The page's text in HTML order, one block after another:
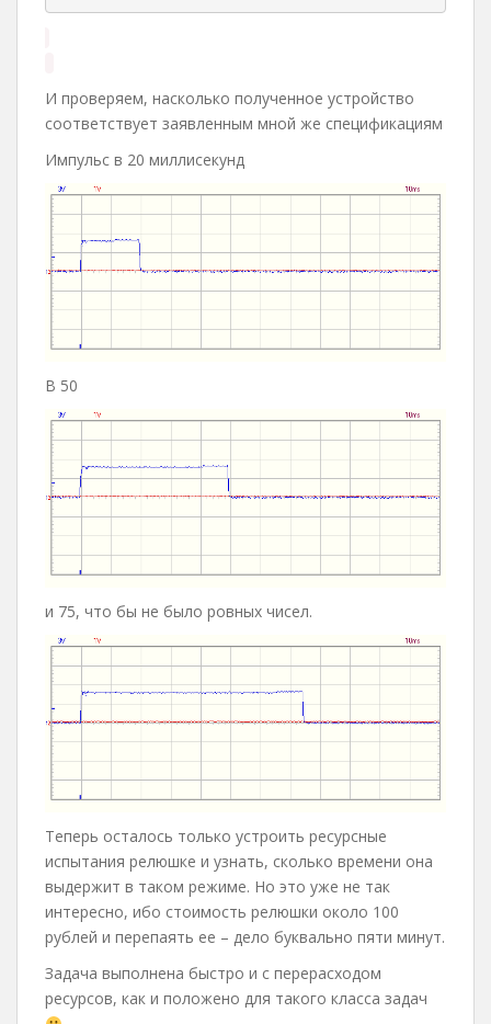
И проверяем, насколько полученное устройство
соответствует заявленным мной же спецификациям
Импульс в 20 миллисекунд
В 50
и 75, что бы не было ровных чисел.
Теперь осталось только устроить ресурсные
испытания релюшке и узнать, сколько времени она
выдержит в таком режиме. Но это уже не так
интересно, ибо стоимость релюшки около 100
рублей и перепаять ее – дело буквально пяти минут.
Задача выполнена быстро и с перерасходом
ресурсов, как и положено для такого класса задач